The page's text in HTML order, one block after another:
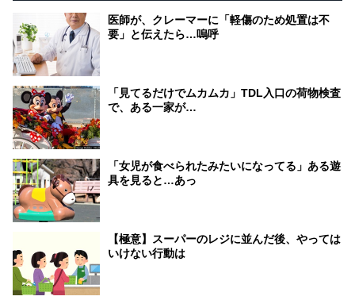
医師が、クレーマーに「軽傷のため処置は不
要」と伝えたら…嗚呼
「見てるだけでムカムカ」TDL入口の荷物検査
で、ある一家が…
「女児が食べられたみたいになってる」ある遊
具を見ると…あっ
【極意】スーパーのレジに並んだ後、やっては
いけない行動は